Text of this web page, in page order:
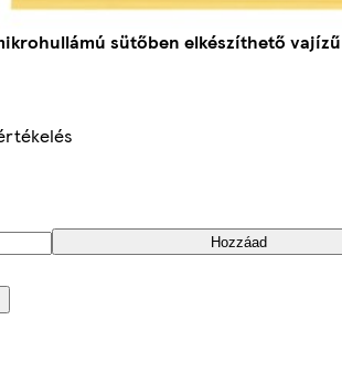
sütőben elkészíthető
Hozzáad